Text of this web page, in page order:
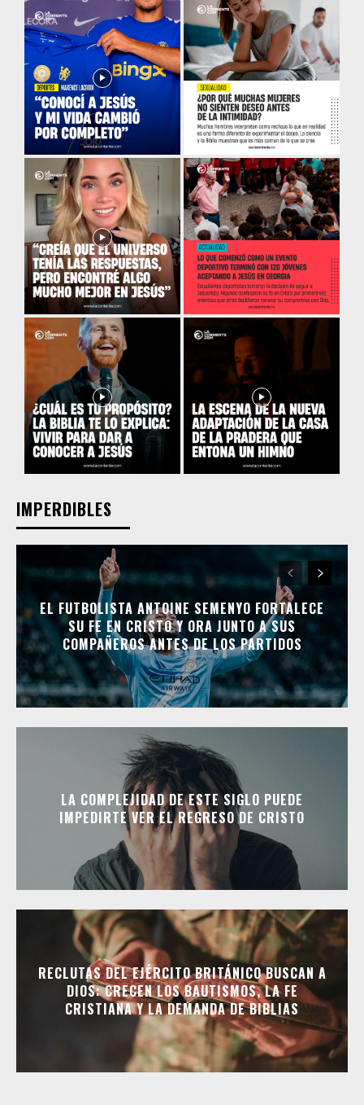
IMPERDIBLES
EL FUTBOLISTA ANTOINE SEMENYO FORTALECE
SU FE EN CRISTO Y ORA JUNTO A SUS
COMPAÑEROS ANTES DE LOS PARTIDOS
LA COMPLEJIDAD DE ESTE SIGLO PUEDE
IMPEDIRTE VER EL REGRESO DE CRISTO
RECLUTAS DEL EJÉRCITO BRITÁNICO BUSCAN A
DIOS: CRECEN LOS BAUTISMOS, LA FE
CRISTIANA Y LA DEMANDA DE BIBLIAS